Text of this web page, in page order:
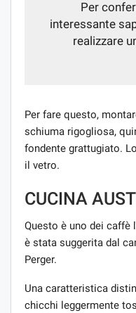
Per
interessante
realizzare
Per fare questo,
schiuma rigogliosa,
fondente grattugiato.
il vetro.
CUCINA
Questo è uno dei caffè
è stata suggerita dal
Perger.
Una caratteristica
chicchi leggermente